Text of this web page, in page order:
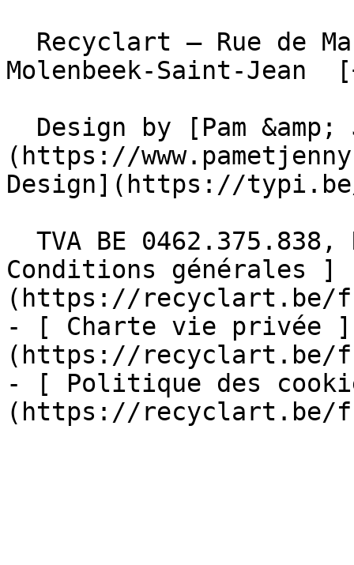
Molenbeek-Saint-
(https://
Design](https://
Conditions générales ]
(https://recyclart.be/
- [ Charte vie privée ]
(https://recyclart.be/
- [ Politique des